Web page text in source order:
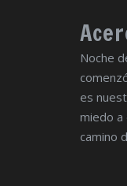
Noche
es
miedo a
camino